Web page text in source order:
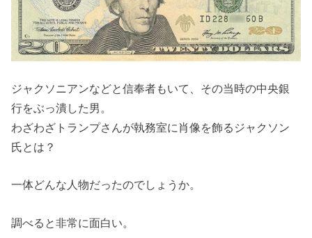
ジャクソニアンなどと信奉者もいて、その当時の中央銀
行をぶっ潰した男。
わざわざトランプさんが執務室に肖像を飾るジャクソン
氏とは？
一体どんな人物だったのでしょうか。
調べると非常に面白い。